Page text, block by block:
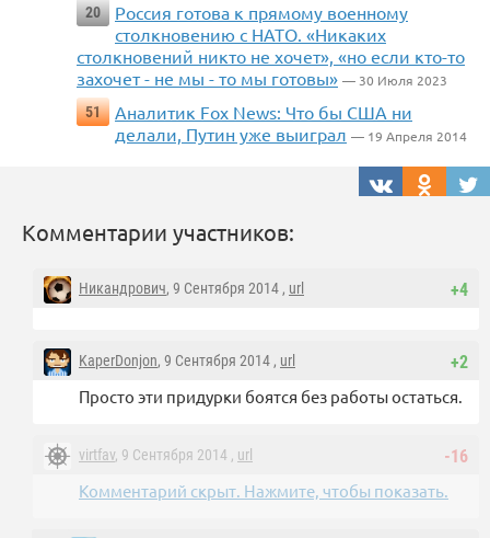
20
Россия готова к прямому военному
столкновению с НАТО. «Никаких
столкновений никто не хочет», «но если кто-то
захочет - не мы - то мы готовы» — 30 Июля 2023
51
Аналитик Fox News: Что бы США ни
делали, Путин уже выиграл — 19 Апреля 2014
Комментарии участников:
+4
Никандрович, 9 Сентября 2014 , url
+2
KaperDonjon, 9 Сентября 2014 , url
Просто эти придурки боятся без работы остаться.
-16
virtfav, 9 Сентября 2014 , url
Комментарий скрыт. Нажмите, чтобы показать.